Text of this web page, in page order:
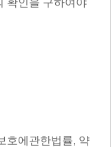
확인을 구하여야
호에관한법률, 약